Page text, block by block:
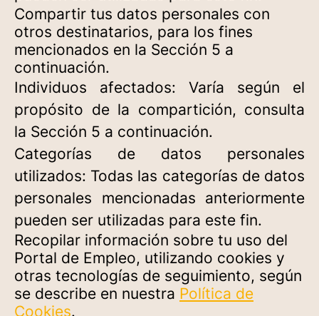
Compartir tus datos personales con
otros destinatarios, para los fines
mencionados en la Sección 5 a
continuación.
Individuos afectados: Varía según el
propósito de la compartición, consulta
la Sección 5 a continuación.
Categorías de datos personales
utilizados: Todas las categorías de datos
personales mencionadas anteriormente
pueden ser utilizadas para este fin.
Recopilar información sobre tu uso del
Portal de Empleo, utilizando cookies y
otras tecnologías de seguimiento, según
se describe en nuestra Política de
Cookies.